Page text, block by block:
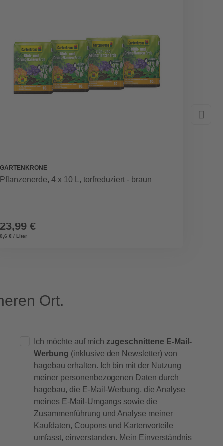
GARTENKRONE
Pflanzenerde, 4 x 10 L, torfreduziert - braun
23,99 €
0,6 € / Liter
Ort.
Ich möchte auf mich zugeschnittene E-Mail-
Werbung (inklusive den Newsletter) von
hagebau erhalten. Ich bin mit der Nutzung
meiner personenbezogenen Daten durch
hagebau, die E-Mail-Werbung, die Analyse
meines E-Mail-Umgangs sowie die
Zusammenführung und Analyse meiner
Kaufdaten, Coupons und Kartenvorteile
umfasst, einverstanden. Mein Einverständnis